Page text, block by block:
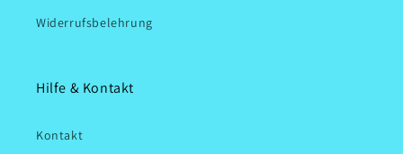
Widerrufsbelehrung
Hilfe & Kontakt
Kontakt